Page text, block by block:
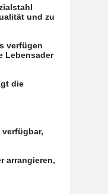
und zu
verfügen
Lebensader
die
arrangieren,